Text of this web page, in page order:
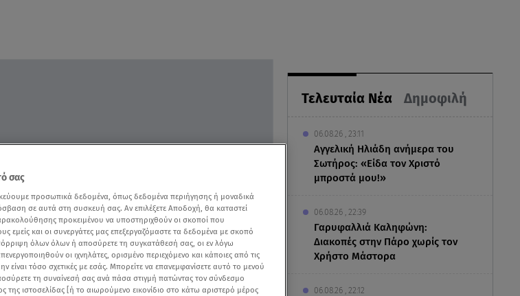
Τελευταία Νέα Δημοφιλή
06.08.26 , 23:11
Αγγελική Ηλιάδη ανήμερα του
Σωτήρος: «Είδα τον Χριστό
μπροστά μου!»
06.08.26 , 22:39
Γαρυφαλλιά Καληφώνη:
Διακοπές στην Πάρο χωρίς τον
Χρήστο Μάστορα
06.08.26 , 22:12
σας
προσωπικά δεδομένα, όπως δεδομένα περιήγησης ή μοναδικά
σε αυτά στη συσκευή σας. Αν επιλέξετε Αποδοχή, θα καταστεί
προκειμένου να υποστηριχθούν οι σκοποί που
εμείς και οι συνεργάτες μας επεξεργαζόμαστε τα δεδομένα με σκοπό
όλων όλων ή αποσύρετε τη συγκατάθεσή σας, οι εν λόγω
οι ιχνηλάτες, ορισμένο περιεχόμενο και κάποιες από τις
είναι τόσο σχετικές με εσάς. Μπορείτε να επανεμφανίσετε αυτό το μενού
τη συναίνεσή σας ανά πάσα στιγμή πατώντας τον σύνδεσμο
της ιστοσελίδας [ή το αιωρούμενο εικονίδιο στο κάτω αριστερό μέρος